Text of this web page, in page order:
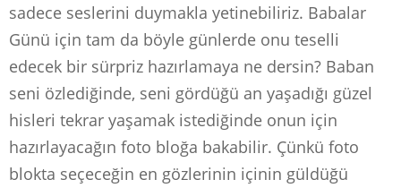
sadece seslerini duymakla yetinebiliriz. Babalar
Günü için tam da böyle günlerde onu teselli
edecek bir sürpriz hazırlamaya ne dersin? Baban
seni özlediğinde, seni gördüğü an yaşadığı güzel
hisleri tekrar yaşamak istediğinde onun için
hazırlayacağın foto bloğa bakabilir. Çünkü foto
blokta seçeceğin en gözlerinin içinin güldüğü